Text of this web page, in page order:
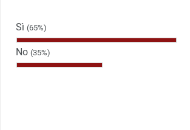
Sì (65%)
No (35%)